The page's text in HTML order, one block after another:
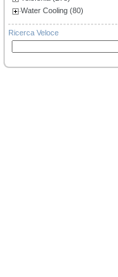
Water Cooling (80)
Ricerca Veloce